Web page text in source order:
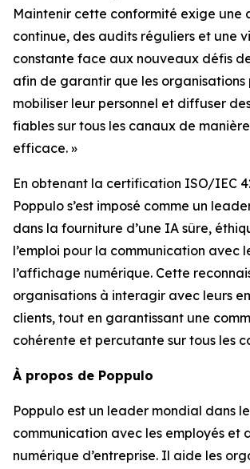
Maintenir cette conformité exige une
continue, des audits réguliers et une
constante face aux nouveaux défis
afin de garantir que les organisations
mobiliser leur personnel et diffuser
fiables sur tous les canaux de
efficace. »
En obtenant la certification ISO/IEC
Poppulo s’est imposé comme un
dans la fourniture d’une IA sûre,
l’emploi pour la communication avec
l’affichage numérique. Cette
organisations à interagir avec leurs
clients, tout en garantissant une
cohérente et percutante sur tous les
À propos de Poppulo
Poppulo est un leader mondial dans
communication avec les employés et
numérique d’entreprise. Il aide les